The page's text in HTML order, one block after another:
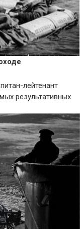
лейтенант
результативных